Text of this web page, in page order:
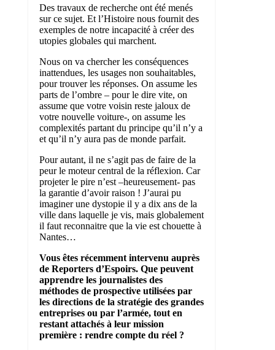
Des travaux de recherche ont été menés
sur ce sujet. Et l’Histoire nous fournit des
exemples de notre incapacité à créer des
utopies globales qui marchent.
Nous on va chercher les conséquences
inattendues, les usages non souhaitables,
pour trouver les réponses. On assume les
parts de l’ombre – pour le dire vite, on
assume que votre voisin reste jaloux de
votre nouvelle voiture-, on assume les
complexités partant du principe qu’il n’y a
et qu’il n’y aura pas de monde parfait.
Pour autant, il ne s’agit pas de faire de la
peur le moteur central de la réflexion. Car
projeter le pire n’est –heureusement- pas
la garantie d’avoir raison ! J’aurai pu
imaginer une dystopie il y a dix ans de la
ville dans laquelle je vis, mais globalement
il faut reconnaitre que la vie est chouette à
Nantes…
Vous êtes récemment intervenu auprès
de Reporters d’Espoirs. Que peuvent
apprendre les journalistes des
méthodes de prospective utilisées par
les directions de la stratégie des grandes
entreprises ou par l’armée, tout en
restant attachés à leur mission
première : rendre compte du réel ?